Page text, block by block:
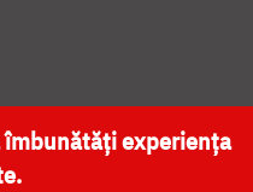
NAȚIONALĂ
îmbunătăți experiența